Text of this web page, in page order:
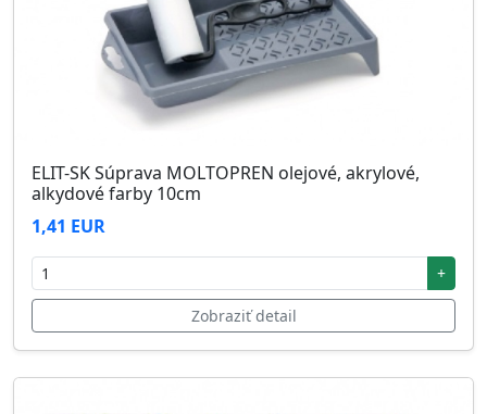
ELIT-SK Súprava MOLTOPREN olejové, akrylové,
alkydové farby 10cm
1,41 EUR
+
Zobraziť detail